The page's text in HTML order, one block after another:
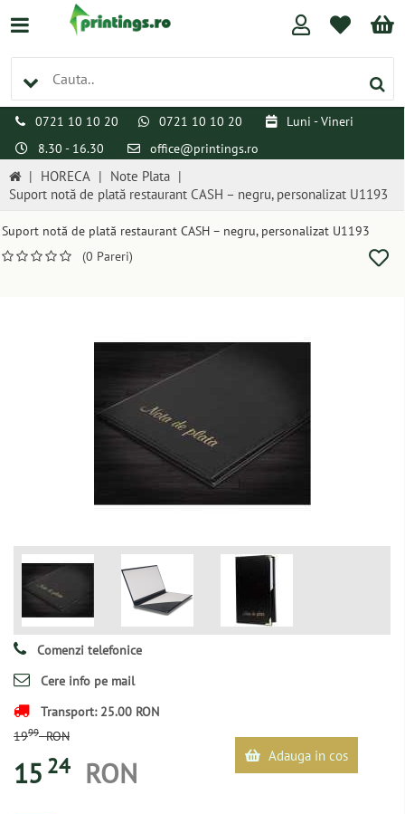
0721 10 10 20 0721 10 10 20
Luni - Vineri
8.30 - 16.30
office@printings.ro
| HORECA | Note Plata |
Suport notă de plată restaurant CASH – negru, personalizat U1193
Suport notă de plată restaurant CASH – negru, personalizat U1193
(0 Pareri)
Comenzi telefonice
Cere info pe mail
Transport: 25.00 RON
1999RON
15 24 RON Adauga in cos